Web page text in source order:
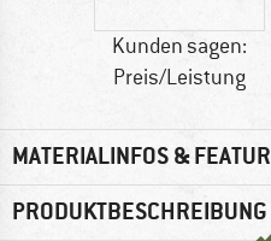
Kunden sagen:
Preis/Leistung
MATERIALINFOS &
PRODUKTBESCHREIBUNG